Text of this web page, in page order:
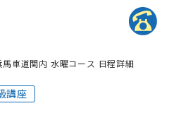
馬車道関内 水曜コース 日程詳細
講座